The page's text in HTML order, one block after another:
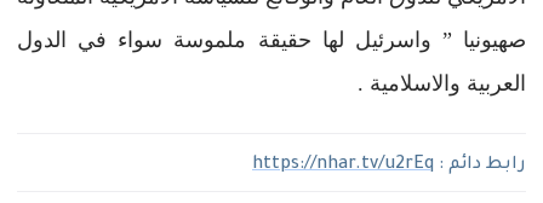
صهيونيا ” واسرئيل لها حقيقة ملموسة سواء في الدول
العربية والاسلامية .
رابط دائم : https://nhar.tv/u2rEq